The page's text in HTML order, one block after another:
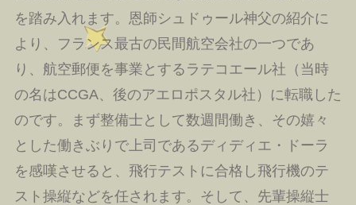
を踏み入れます。恩師シュドゥール神父の紹介に
より、フランス最古の民間航空会社の一つであ
り、航空郵便を事業とするラテコエール社（当時
の名はCCGA、後のアエロポスタル社）に転職した
のです。まず整備士として数週間働き、その嬉々
とした働きぶりで上司であるディディエ・ドーラ
を感嘆させると、飛行テストに合格し飛行機のテ
スト操縦などを任されます。そして、先輩操縦士